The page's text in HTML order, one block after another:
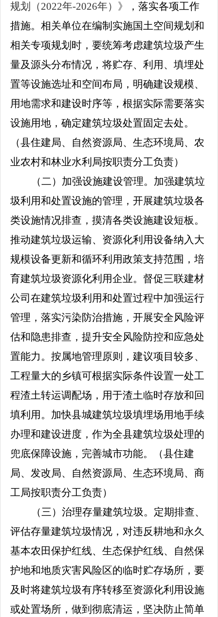
规划（2022年-2026年） 》
，落实各项工作
措施。相关单位在编制实施国土空间规划和
相关专项规划时，要统筹考虑建筑垃圾产生
量及源头分布情况，将贮存、利用、填埋处
置等设施选址和空间布局，明确建设规模、
用地需求和建设时序等，根据实际需要落实
设施用地，确定建筑垃圾处置固定去处。
（县住建局、自然资源局、生态环境局、农
业农村和林业水利局按职责分工负责）
（二）加强设施建设管理。 加强建筑垃
圾利用和处置设施的管理，开展建筑垃圾各
类设施情况排查，摸清各类设施建设短板。
推动建筑垃圾运输、资源化利用设备纳入大
规模设备更新和循环利用政策支持范围，培
育建筑垃圾资源化利用企业。督促三联建材
公司在建筑垃圾利用和处置过程中加强运行
管理，落实污染防治措施，开展安全风险评
估和隐患排查，提升安全风险防控和应急处
置能力。按属地管理原则，建议项目较多、
工程量大的乡镇可根据实际条件设置一处工
程渣土转运调配场，用于渣土临时存放和回
填利用。加快县城建筑垃圾填埋场用地手续
办理和建设进度，作为全县建筑垃圾处理的
兜底保障设施，完善城市功能。
（县住建
局、发改局、自然资源局、生态环境局、商
工局按职责分工负责）
（三）治理存量建筑垃圾。 定期排查、
评估存量建筑垃圾情况，对违反耕地和永久
基本农田保护红线、生态保护红线、自然保
护地和地质灾害风险区的临时贮存场所，要
及时将建筑垃圾有序转移至资源化利用设施
或处置场所，做到彻底清运，坚决防止简单